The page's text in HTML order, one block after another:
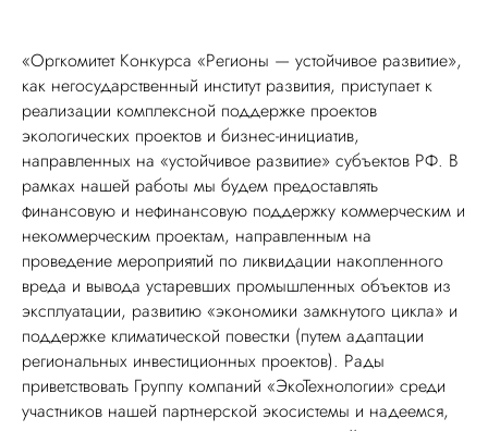
«Оргкомитет Конкурса «Регионы — устойчивое развитие»,
как негосударственный институт развития, приступает к
реализации комплексной поддержке проектов
экологических проектов и бизнес-инициатив,
направленных на «устойчивое развитие» субъектов РФ. В
рамках нашей работы мы будем предоставлять
финансовую и нефинансовую поддержку коммерческим и
некоммерческим проектам, направленным на
проведение мероприятий по ликвидации накопленного
вреда и вывода устаревших промышленных объектов из
эксплуатации, развитию «экономики замкнутого цикла» и
поддержке климатической повестки (путем адаптации
региональных инвестиционных проектов). Рады
приветствовать Группу компаний «ЭкоТехнологии» среди
участников нашей партнерской экосистемы и надеемся,